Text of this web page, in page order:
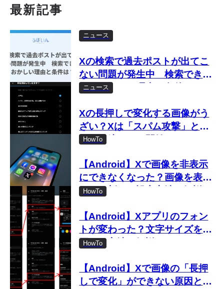
最新記事
ニュース
Xの検索で過去ポストが出てこ
ない問題が発生中 検索できな
い・おかしい理由と条件は？
ニュース
Xの長押しで変化する画像がう
ざい？Xは「スパム攻撃」とし
て取り締まりを開始
HowTo
【Android】Xで画像を非表示
にできなくなった？画像を表示
しない新しい設定方法を解説
HowTo
【Android】Xアプリのフォン
トが変わった？文字サイズを変
更する方法を解説
HowTo
【Android】Xで画像の「長押
しで変化」ができない原因と対